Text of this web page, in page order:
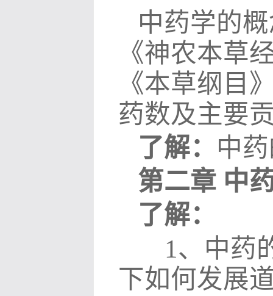
中药学的
《神农本草
《本草纲目
药数及主要
了解： 中
第二章 中
了解：
1、中药
下如何发展